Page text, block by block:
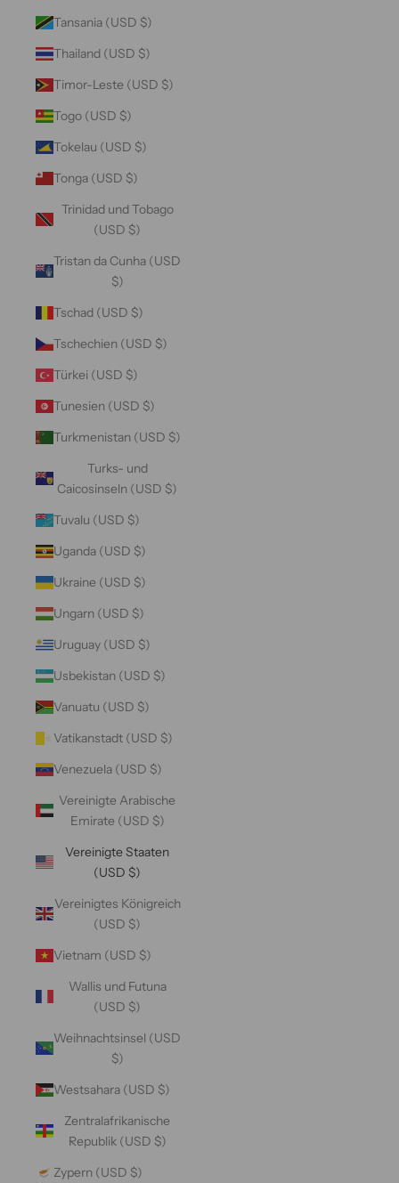
Tansania (USD $)
Thailand (USD $)
Timor-Leste (USD $)
Togo (USD $)
Tokelau (USD $)
Tonga (USD $)
Trinidad und Tobago
(USD $)
Tristan da Cunha (USD
$)
Tschad (USD $)
Tschechien (USD $)
Türkei (USD $)
Tunesien (USD $)
Turkmenistan (USD $)
Turks- und
Caicosinseln (USD $)
Tuvalu (USD $)
Uganda (USD $)
Ukraine (USD $)
Ungarn (USD $)
Uruguay (USD $)
Usbekistan (USD $)
Vanuatu (USD $)
Vatikanstadt (USD $)
Venezuela (USD $)
Vereinigte Arabische
Emirate (USD $)
Vereinigte Staaten
(USD $)
Vereinigtes Königreich
(USD $)
Vietnam (USD $)
Wallis und Futuna
(USD $)
Weihnachtsinsel (USD
$)
Westsahara (USD $)
Zentralafrikanische
Republik (USD $)
Zypern (USD $)